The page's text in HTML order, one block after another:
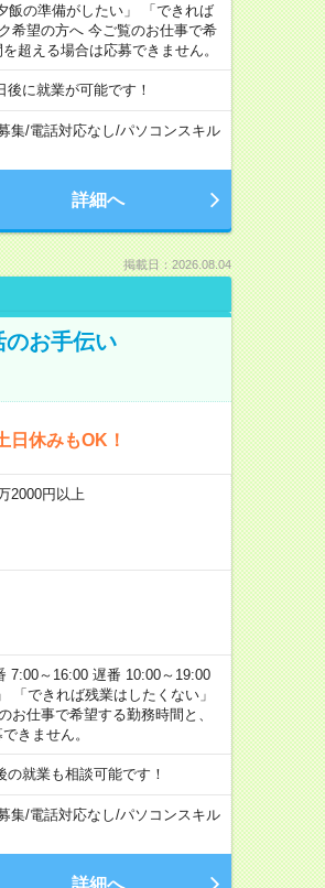
飯の準備がしたい」 「できれば
希望の方へ 今ご覧のお仕事で希
超える場合は応募できません。
に就業が可能です！
集/電話対応なし/パソコンスキル
詳細へ
掲載日：2026.08.04
お手伝い
休みもOK！
円以上
7:00～16:00 遅番 10:00～19:00
「できれば残業はしたくない」
仕事で希望する勤務時間と、
きません。
就業も相談可能です！
集/電話対応なし/パソコンスキル
詳細へ